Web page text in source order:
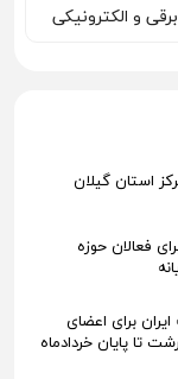
و الکترونیکی
استان گیلان
فعالان حوزه
برای اعضای
تا پایان خردادماه